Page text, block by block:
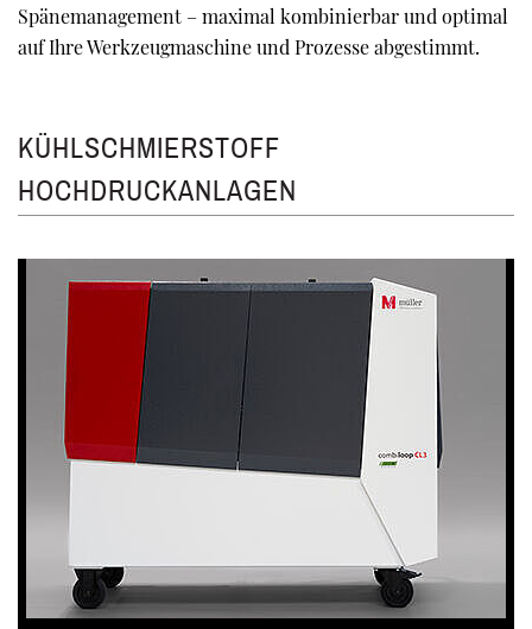
Spänemanagement – maximal kombinierbar und optimal
auf Ihre Werkzeugmaschine und Prozesse abgestimmt.
KÜHLSCHMIERSTOFF
HOCHDRUCKANLAGEN